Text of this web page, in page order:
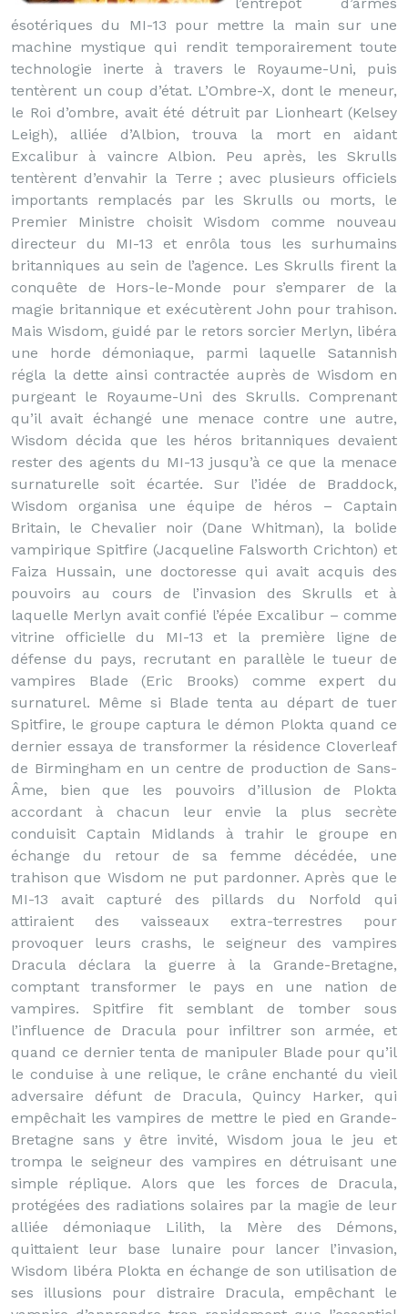
ésotériques du MI-13 pour mettre la main sur une
machine mystique qui rendit temporairement toute
technologie inerte à travers le Royaume-Uni, puis
tentèrent un coup d’état. L’Ombre-X, dont le meneur,
le Roi d’ombre, avait été détruit par Lionheart (Kelsey
Leigh), alliée d’Albion, trouva la mort en aidant
Excalibur à vaincre Albion. Peu après, les Skrulls
tentèrent d’envahir la Terre ; avec plusieurs officiels
importants remplacés par les Skrulls ou morts, le
Premier Ministre choisit Wisdom comme nouveau
directeur du MI-13 et enrôla tous les surhumains
britanniques au sein de l’agence. Les Skrulls firent la
conquête de Hors-le-Monde pour s’emparer de la
magie britannique et exécutèrent John pour trahison.
Mais Wisdom, guidé par le retors sorcier Merlyn, libéra
une horde démoniaque, parmi laquelle Satannish
régla la dette ainsi contractée auprès de Wisdom en
purgeant le Royaume-Uni des Skrulls. Comprenant
qu’il avait échangé une menace contre une autre,
Wisdom décida que les héros britanniques devaient
rester des agents du MI-13 jusqu’à ce que la menace
surnaturelle soit écartée. Sur l’idée de Braddock,
Wisdom organisa une équipe de héros – Captain
Britain, le Chevalier noir (Dane Whitman), la bolide
vampirique Spitfire (Jacqueline Falsworth Crichton) et
Faiza Hussain, une doctoresse qui avait acquis des
pouvoirs au cours de l’invasion des Skrulls et à
laquelle Merlyn avait confié l’épée Excalibur – comme
vitrine officielle du MI-13 et la première ligne de
défense du pays, recrutant en parallèle le tueur de
vampires Blade (Eric Brooks) comme expert du
surnaturel. Même si Blade tenta au départ de tuer
Spitfire, le groupe captura le démon Plokta quand ce
dernier essaya de transformer la résidence Cloverleaf
de Birmingham en un centre de production de Sans-
Âme, bien que les pouvoirs d’illusion de Plokta
accordant à chacun leur envie la plus secrète
conduisit Captain Midlands à trahir le groupe en
échange du retour de sa femme décédée, une
trahison que Wisdom ne put pardonner. Après que le
MI-13 avait capturé des pillards du Norfold qui
attiraient des vaisseaux extra-terrestres pour
provoquer leurs crashs, le seigneur des vampires
Dracula déclara la guerre à la Grande-Bretagne,
comptant transformer le pays en une nation de
vampires. Spitfire fit semblant de tomber sous
l’influence de Dracula pour infiltrer son armée, et
quand ce dernier tenta de manipuler Blade pour qu’il
le conduise à une relique, le crâne enchanté du vieil
adversaire défunt de Dracula, Quincy Harker, qui
empêchait les vampires de mettre le pied en Grande-
Bretagne sans y être invité, Wisdom joua le jeu et
trompa le seigneur des vampires en détruisant une
simple réplique. Alors que les forces de Dracula,
protégées des radiations solaires par la magie de leur
alliée démoniaque Lilith, la Mère des Démons,
quittaient leur base lunaire pour lancer l’invasion,
Wisdom libéra Plokta en échange de son utilisation de
ses illusions pour distraire Dracula, empêchant le